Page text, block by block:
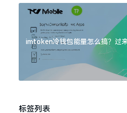
imtoken冷钱包能量怎么搞？过
标签列表